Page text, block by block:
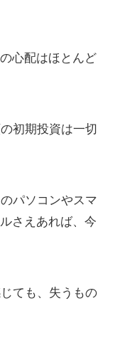
心配はほとんど
初期投資は一切
パソコンやスマ
さえあれば、今
ても、失うもの